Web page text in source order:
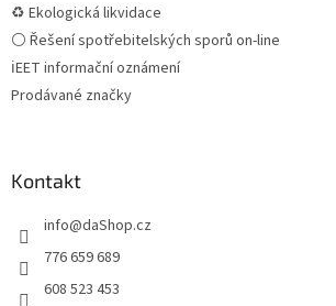
♻ Ekologická likvidace
⚪ Řešení spotřebitelských sporů on-line
ℹEET informační oznámení
Prodávané značky
Kontakt
info@daShop.cz
776 659 689
608 523 453